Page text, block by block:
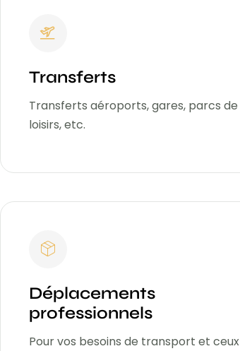
Transferts
Transferts aéroports, gares, parcs de
loisirs, etc.
Déplacements
professionnels
Pour vos besoins de transport et ceux